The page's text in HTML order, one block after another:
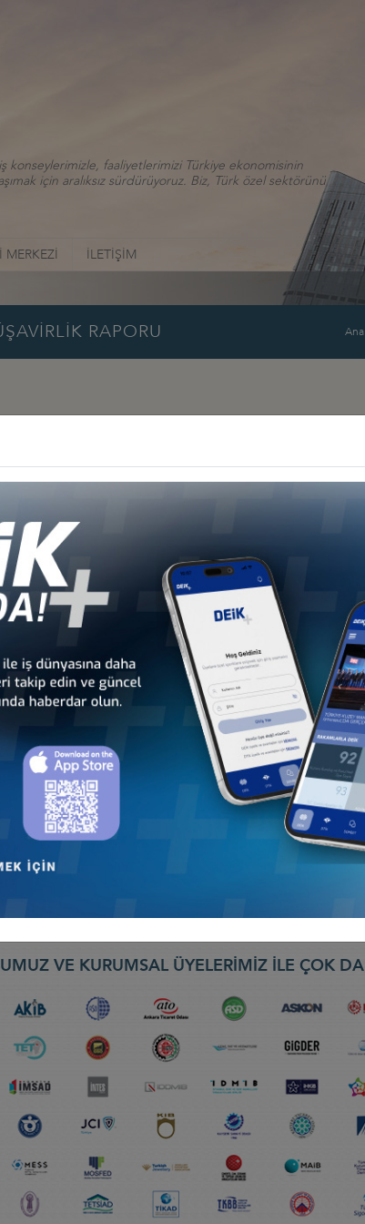
konseylerimizle, faaliyetlerimizi Türkiye ekonomisinin
için aralıksız sürdürüyoruz. Biz, Türk özel sektörünü
MERKEZİ İLETİŞİM
RAPORU
İş Konseyi
Konseyi
ihaleleri
Konseyi
İş Konseyi
İş Konseyi
VE KURUMSAL ÜYELERİMİZ İLE ÇOK